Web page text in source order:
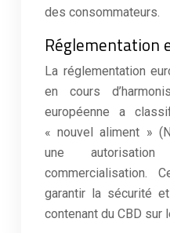
des consommateurs.
Réglementation
La réglementation
en cours
européenne a
« nouvel aliment »
une
commercialisation.
garantir la sécurité
contenant du CBD sur